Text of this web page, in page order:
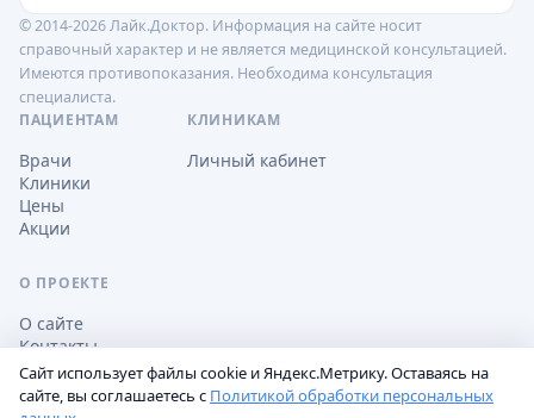
© 2014-2026 Лайк.Доктор. Информация на сайте носит
справочный характер и не является медицинской консультацией.
Имеются противопоказания. Необходима консультация
специалиста.
ПАЦИЕНТАМ
Врачи
Клиники
Цены
Акции
КЛИНИКАМ
Личный кабинет
О ПРОЕКТЕ
О сайте
Контакты
Сайт использует файлы cookie и Яндекс.Метрику. Оставаясь на
сайте, вы соглашаетесь с Политикой обработки персональных